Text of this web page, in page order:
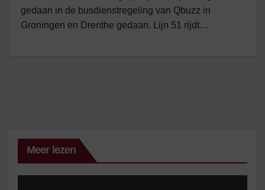
gedaan in de busdienstregeling van Qbuzz in
Groningen en Drenthe gedaan. Lijn 51 rijdt…
Meer lezen